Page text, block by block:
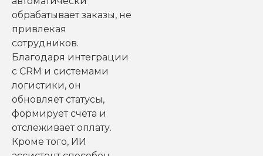
обрабатывает заказы, не
привлекая
сотрудников.
Благодаря интеграции
с CRM и системами
логистики, он
обновляет статусы,
формирует счета и
отслеживает оплату.
Кроме того, ИИ